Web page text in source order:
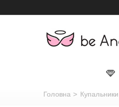
Головна > Купальники